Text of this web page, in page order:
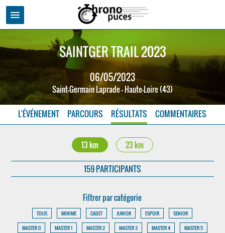
menu
SAINTGER TRAIL 2023
06/05/2023
Saint-Germain Laprade - Haute-Loire (43)
L'ÉVÉNEMENT PARCOURS RÉSULTATS COMMENTAIRES
13 km 23 km
159 PARTICIPANTS
Filtrer par catégorie
TOUS MINIME CADET JUNIOR ESPOIR
SENIOR
MASTER 0
MASTER 1 MASTER 2 MASTER 3 MASTER 4
MASTER 5